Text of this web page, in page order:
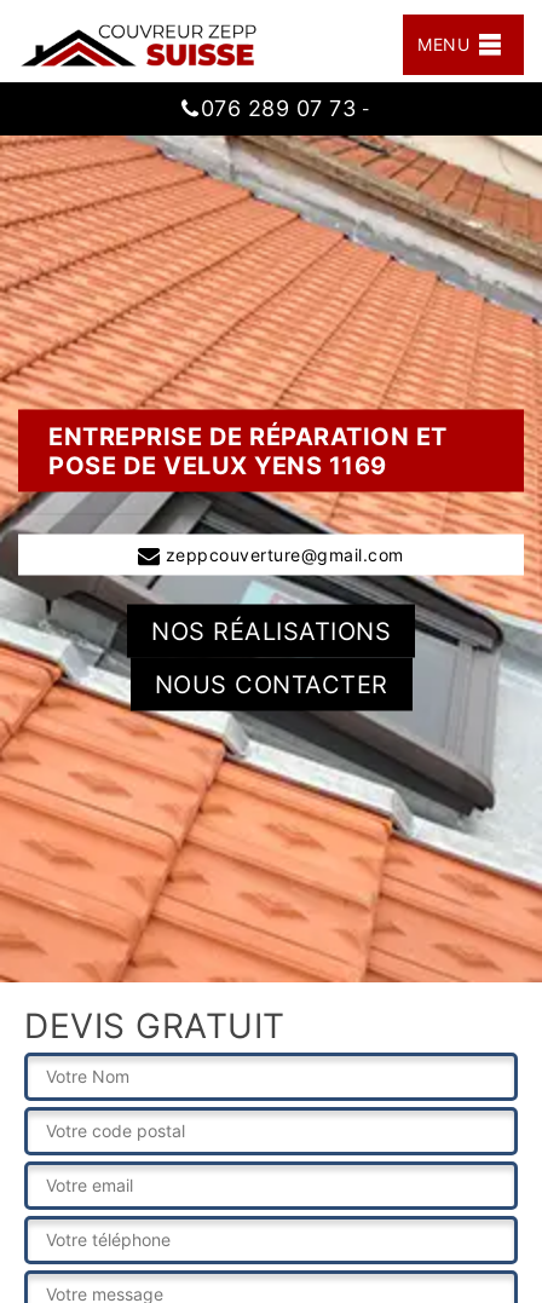
MENU
076 289 07 73 -
ENTREPRISE DE RÉPARATION ET
POSE DE VELUX YENS 1169
zeppcouverture@gmail.com
NOS RÉALISATIONS
NOUS CONTACTER
DEVIS GRATUIT